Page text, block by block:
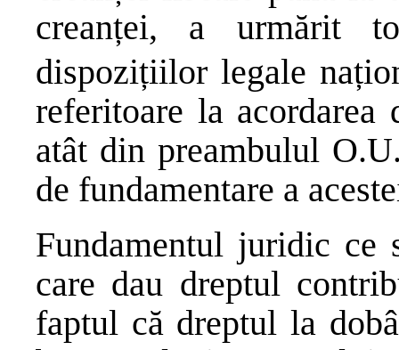
creanței, a urmărit
dispozițiilor legale
referitoare la
atât din preambulul
de fundamentare a
Fundamentul juridic ce
care dau dreptul
faptul că dreptul la